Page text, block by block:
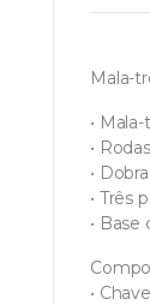
Mala-
•
•
•
• Três
•
•